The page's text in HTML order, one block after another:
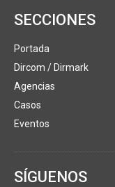
SECCIONES
Portada
Dircom / Dirmark
Agencias
Casos
Eventos
SÍGUENOS